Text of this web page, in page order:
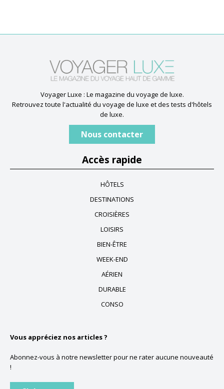
Voyager Luxe : Le magazine du voyage de luxe.
Retrouvez toute l'actualité du voyage de luxe et des tests d'hôtels
de luxe.
Nous contacter
Accès rapide
HÔTELS
DESTINATIONS
CROISIÈRES
LOISIRS
BIEN-ÊTRE
WEEK-END
AÉRIEN
DURABLE
CONSO
Vous appréciez nos articles ?
Abonnez-vous à notre newsletter pour ne rater aucune nouveauté
!